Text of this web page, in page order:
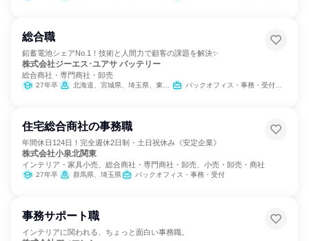
総合職
鉛蓄電池シェアNo.1！技術と人間力で顧客の課題を解決✨
株式会社ジーエス･ユアサ バッテリー
総合商社・専門商社・卸売
27年卒 北海道、宮城県、埼玉県、東京都、愛知県、京都府、兵庫県、福岡県 バックオフィス・事務・受付、営業、人事、総務、IT、組織運営管理・公務員・事務系職種
住宅総合商社の事務職
年間休日124日！完全週休2日制・土日祝休み《安定企業》
株式会社小泉北関東
インテリア・家具小売、総合商社・専門商社・卸売、小売・卸売・商社
27年卒 群馬県、埼玉県 バックオフィス・事務・受付
事務サポート職
インテリアに関われる、ちょっと面白い事務職。